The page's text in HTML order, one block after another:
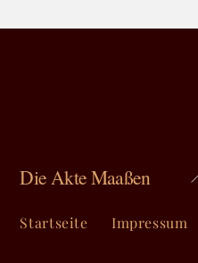
Die Akte Maaßen
Startseite Impressum